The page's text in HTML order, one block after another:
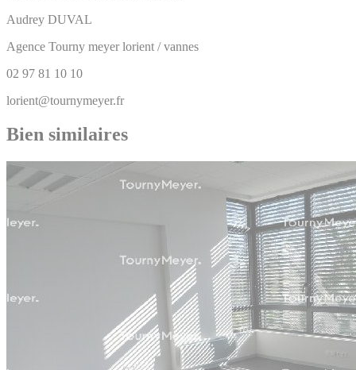
Audrey DUVAL
Agence Tourny meyer lorient / vannes
02 97 81 10 10
lorient@tournymeyer.fr
Bien similaires